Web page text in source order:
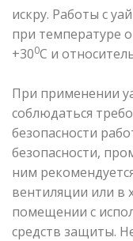
искру. Работы с
при температуре
+300С и
При применении
соблюдаться
безопасности
безопасности,
ним
вентиляции или
помещении с
средств защиты.